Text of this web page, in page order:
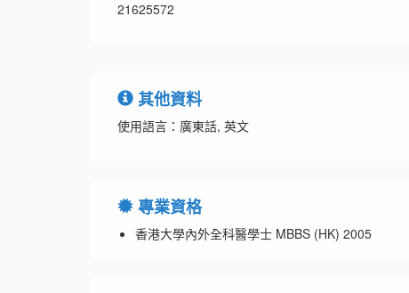
21625572
其他資料
使用語言：廣東話, 英文
專業資格
香港大學內外全科醫學士 MBBS (HK) 2005